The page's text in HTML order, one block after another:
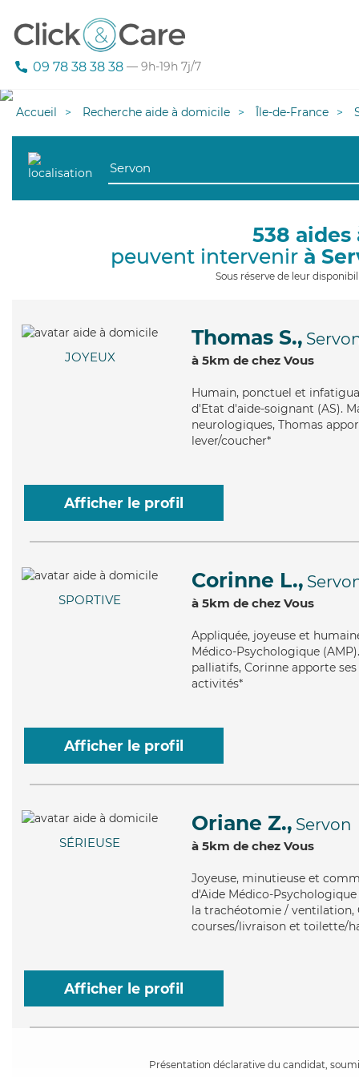
09 78 38 38 38 — 9h-19h 7j/7
Accueil Recherche aide à domicile Île-de-France
538
peuvent intervenir à
Sous réserve de leur
JOYEUX
Thomas S.,
à 5km de chez Vous
Humain, ponctuel et
d'Etat d'aide-soignant (AS).
neurologiques, Thomas
lever/coucher*
Afficher le profil
SPORTIVE
Corinne L.,
à 5km de chez Vous
Appliquée, joyeuse et
Médico-Psychologique
palliatifs, Corinne apporte
activités*
Afficher le profil
SÉRIEUSE
Oriane Z., Servon
à 5km de chez Vous
Joyeuse, minutieuse et
d'Aide Médico-
la trachéotomie / ventilation,
courses/livraison et toilette/
Afficher le profil
Présentation déclarative du candidat,